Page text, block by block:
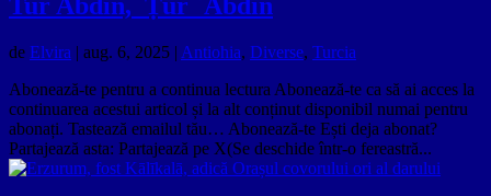
de Elvira | aug. 6, 2025 | Antiohia, Diverse, Turcia
Abonează-te pentru a continua lectura Abonează-te ca să ai acces la
continuarea acestui articol și la alt conținut disponibil numai pentru
abonați. Tastează emailul tău… Abonează-te Ești deja abonat?
Partajează asta: Partajează pe X(Se deschide într-o fereastră...